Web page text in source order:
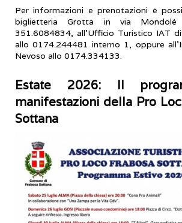
Per informazioni e prenotazioni è
biglietteria Grotta in via
351.6084834, all’Ufficio Turistico IAT
allo 0174.244481 interno 1, oppure
Nevoso allo 0174.334133.
Estate 2026: Il
manifestazioni della Pro
Sottana